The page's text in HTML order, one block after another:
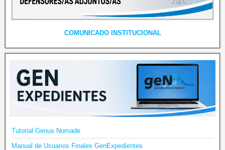
COMUNICADO INSTITUCIONAL
Tutorial Genus Nomade
Manual de Usuarios Finales GenExpedientes